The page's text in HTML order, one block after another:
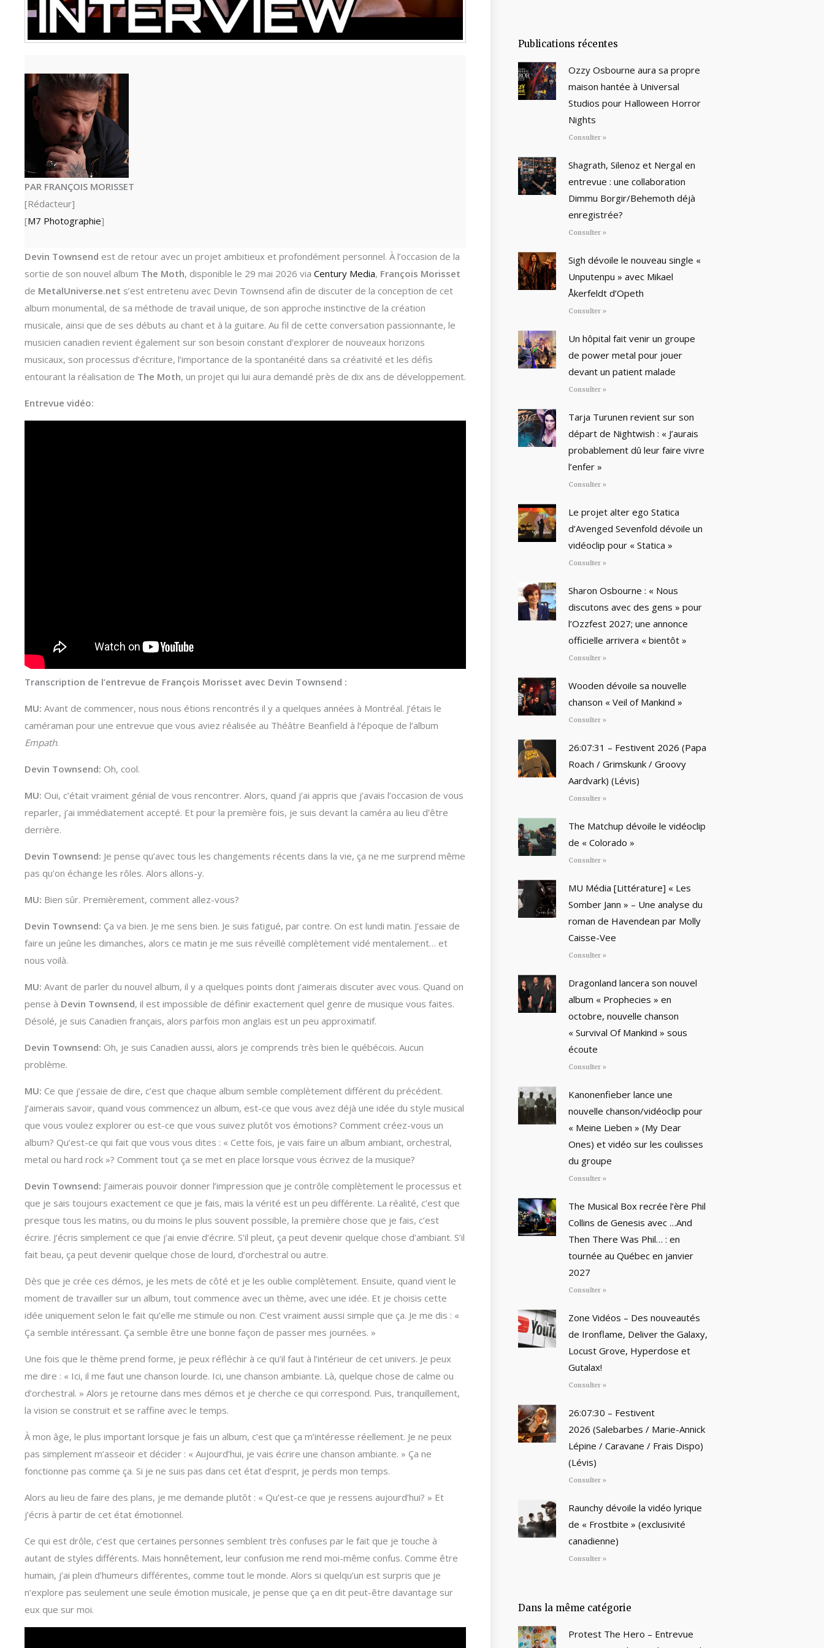
PAR FRANÇOIS MORISSET
[Rédacteur]
[M7 Photographie]
Devin Townsend est de retour avec un projet ambitieux et profondément personnel. À l’occasion de la
sortie de son nouvel album The Moth, disponible le 29 mai 2026 via Century Media, François Morisset
de MetalUniverse.net s’est entretenu avec Devin Townsend afin de discuter de la conception de cet
album monumental, de sa méthode de travail unique, de son approche instinctive de la création
musicale, ainsi que de ses débuts au chant et à la guitare. Au fil de cette conversation passionnante, le
musicien canadien revient également sur son besoin constant d’explorer de nouveaux horizons
musicaux, son processus d’écriture, l’importance de la spontanéité dans sa créativité et les défis
entourant la réalisation de The Moth, un projet qui lui aura demandé près de dix ans de développement.
Entrevue vidéo:
Transcription de l’entrevue de François Morisset avec Devin Townsend :
MU: Avant de commencer, nous nous étions rencontrés il y a quelques années à Montréal. J’étais le
caméraman pour une entrevue que vous aviez réalisée au Théâtre Beanfield à l’époque de l’album
Empath.
Devin Townsend: Oh, cool.
MU: Oui, c’était vraiment génial de vous rencontrer. Alors, quand j’ai appris que j’avais l’occasion de vous
reparler, j’ai immédiatement accepté. Et pour la première fois, je suis devant la caméra au lieu d’être
derrière.
Devin Townsend: Je pense qu’avec tous les changements récents dans la vie, ça ne me surprend même
pas qu’on échange les rôles. Alors allons-y.
MU: Bien sûr. Premièrement, comment allez-vous?
Devin Townsend: Ça va bien. Je me sens bien. Je suis fatigué, par contre. On est lundi matin. J’essaie de
faire un jeûne les dimanches, alors ce matin je me suis réveillé complètement vidé mentalement… et
nous voilà.
MU: Avant de parler du nouvel album, il y a quelques points dont j’aimerais discuter avec vous. Quand on
pense à Devin Townsend, il est impossible de définir exactement quel genre de musique vous faites.
Désolé, je suis Canadien français, alors parfois mon anglais est un peu approximatif.
Devin Townsend: Oh, je suis Canadien aussi, alors je comprends très bien le québécois. Aucun
problème.
MU: Ce que j’essaie de dire, c’est que chaque album semble complètement différent du précédent.
J’aimerais savoir, quand vous commencez un album, est-ce que vous avez déjà une idée du style musical
que vous voulez explorer ou est-ce que vous suivez plutôt vos émotions? Comment créez-vous un
album? Qu’est-ce qui fait que vous vous dites : « Cette fois, je vais faire un album ambiant, orchestral,
metal ou hard rock »? Comment tout ça se met en place lorsque vous écrivez de la musique?
Devin Townsend: J’aimerais pouvoir donner l’impression que je contrôle complètement le processus et
que je sais toujours exactement ce que je fais, mais la vérité est un peu différente. La réalité, c’est que
presque tous les matins, ou du moins le plus souvent possible, la première chose que je fais, c’est
écrire. J’écris simplement ce que j’ai envie d’écrire. S’il pleut, ça peut devenir quelque chose d’ambiant. S’il
fait beau, ça peut devenir quelque chose de lourd, d’orchestral ou autre.
Dès que je crée ces démos, je les mets de côté et je les oublie complètement. Ensuite, quand vient le
moment de travailler sur un album, tout commence avec un thème, avec une idée. Et je choisis cette
idée uniquement selon le fait qu’elle me stimule ou non. C’est vraiment aussi simple que ça. Je me dis : «
Ça semble intéressant. Ça semble être une bonne façon de passer mes journées. »
Une fois que le thème prend forme, je peux réfléchir à ce qu’il faut à l’intérieur de cet univers. Je peux
me dire : « Ici, il me faut une chanson lourde. Ici, une chanson ambiante. Là, quelque chose de calme ou
d’orchestral. » Alors je retourne dans mes démos et je cherche ce qui correspond. Puis, tranquillement,
la vision se construit et se raffine avec le temps.
À mon âge, le plus important lorsque je fais un album, c’est que ça m’intéresse réellement. Je ne peux
pas simplement m’asseoir et décider : « Aujourd’hui, je vais écrire une chanson ambiante. » Ça ne
fonctionne pas comme ça. Si je ne suis pas dans cet état d’esprit, je perds mon temps.
Alors au lieu de faire des plans, je me demande plutôt : « Qu’est-ce que je ressens aujourd’hui? » Et
j’écris à partir de cet état émotionnel.
Ce qui est drôle, c’est que certaines personnes semblent très confuses par le fait que je touche à
autant de styles différents. Mais honnêtement, leur confusion me rend moi-même confus. Comme être
humain, j’ai plein d’humeurs différentes, comme tout le monde. Alors si quelqu’un est surpris que je
n’explore pas seulement une seule émotion musicale, je pense que ça en dit peut-être davantage sur
eux que sur moi.
Publications récentes
Ozzy Osbourne aura sa propre
maison hantée à Universal
Studios pour Halloween Horror
Nights
Consulter »
Shagrath, Silenoz et Nergal en
entrevue : une collaboration
Dimmu Borgir/Behemoth déjà
enregistrée?
Consulter »
Sigh dévoile le nouveau single «
Unputenpu » avec Mikael
Åkerfeldt d’Opeth
Consulter »
Un hôpital fait venir un groupe
de power metal pour jouer
devant un patient malade
Consulter »
Tarja Turunen revient sur son
départ de Nightwish : « J’aurais
probablement dû leur faire vivre
l’enfer »
Consulter »
Le projet alter ego Statica
d’Avenged Sevenfold dévoile un
vidéoclip pour « Statica »
Consulter »
Sharon Osbourne : « Nous
discutons avec des gens » pour
l’Ozzfest 2027; une annonce
officielle arrivera « bientôt »
Consulter »
Wooden dévoile sa nouvelle
chanson « Veil of Mankind »
Consulter »
26:07:31 – Festivent 2026 (Papa
Roach / Grimskunk / Groovy
Aardvark) (Lévis)
Consulter »
The Matchup dévoile le vidéoclip
de « Colorado »
Consulter »
MU Média [Littérature] « Les
Somber Jann » – Une analyse du
roman de Havendean par Molly
Caisse-Vee
Consulter »
Dragonland lancera son nouvel
album « Prophecies » en
octobre, nouvelle chanson
« Survival Of Mankind » sous
écoute
Consulter »
Kanonenfieber lance une
nouvelle chanson/vidéoclip pour
« Meine Lieben » (My Dear
Ones) et vidéo sur les coulisses
du groupe
Consulter »
The Musical Box recrée l’ère Phil
Collins de Genesis avec …And
Then There Was Phil… : en
tournée au Québec en janvier
2027
Consulter »
Zone Vidéos – Des nouveautés
de Ironflame, Deliver the Galaxy,
Locust Grove, Hyperdose et
Gutalax!
Consulter »
26:07:30 – Festivent
2026 (Salebarbes / Marie-Annick
Lépine / Caravane / Frais Dispo)
(Lévis)
Consulter »
Raunchy dévoile la vidéo lyrique
de « Frostbite » (exclusivité
canadienne)
Consulter »
Dans la même catégorie
Protest The Hero – Entrevue